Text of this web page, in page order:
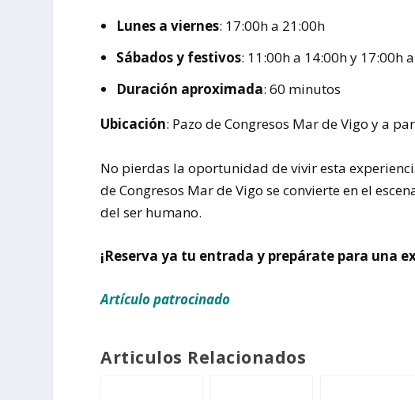
Lunes a viernes: 17:00h a 21:00h
Sábados y festivos: 11:00h a 14:00h y 17:00h
Duración aproximada: 60 minutos
Ubicación: Pazo de Congresos Mar de Vigo y a
No pierdas la oportunidad de vivir esta
de Congresos Mar de Vigo se convierte en el
del ser humano.
¡Reserva ya tu entrada y prepárate para una
Artículo patrocinado
Articulos Relacionados